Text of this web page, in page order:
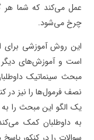
عمل می‌کند که شما هر
چرخ می‌شود.
این روش آموزشی برای
است و آموزش‌های دیگر
مبحث سینماتیک
نصف فرمول‌ها را نیز در
یک الگو این مبحث را
به داوطلبان کمک